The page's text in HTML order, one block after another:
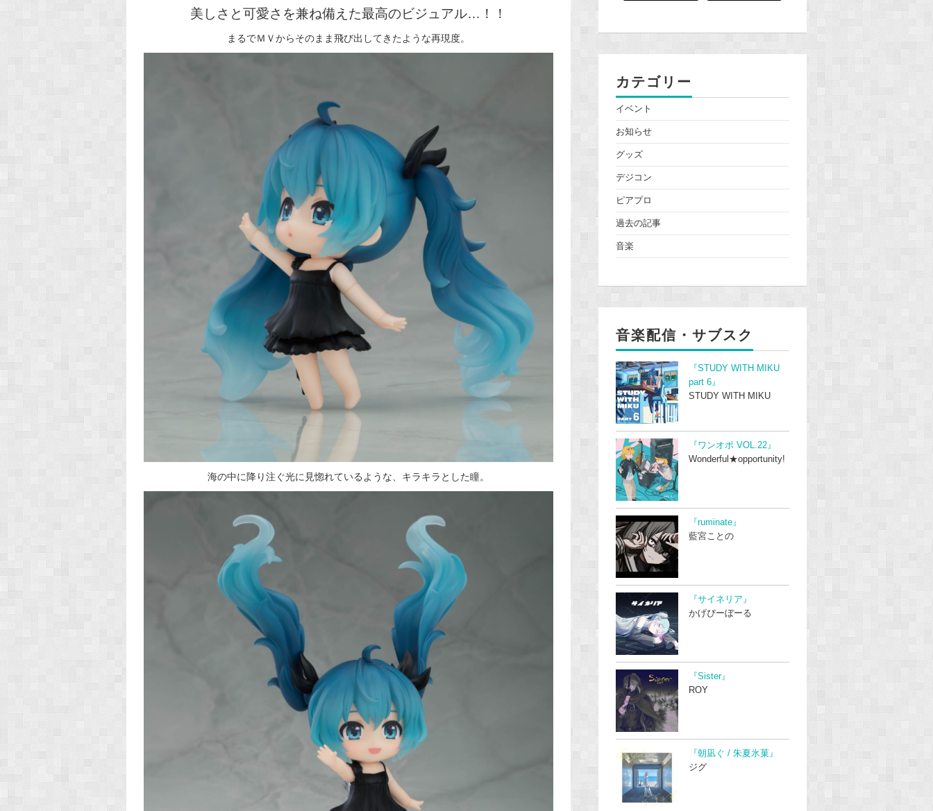
美しさと可愛さを兼ね備えた最高のビジュアル…！！
まるでＭＶからそのまま飛び出してきたような再現度。
海の中に降り注ぐ光に見惚れているような、キラキラとした瞳。
カテゴリー
イベント
お知らせ
グッズ
デジコン
ピアプロ
過去の記事
音楽
音楽配信・サブスク
『STUDY WITH MIKU
part 6』
STUDY WITH MIKU
『ワンオポ VOL.22』
Wonderful★opportunity!
『ruminate』
藍宮ことの
『サイネリア』
かげぴーぼーる
『Sister』
ROY
『朝凪ぐ / 朱夏氷菓』
ジグ